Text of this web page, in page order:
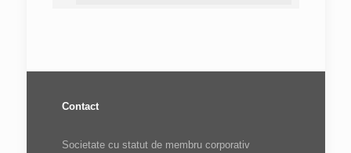
Contact
Societate cu statut de membru corporativ